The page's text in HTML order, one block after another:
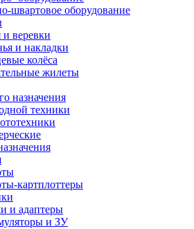
швартовое оборудование
и веревки
и накладки
колёса
жилеты
назначения
техники
картплоттеры
и адаптеры
и ЗУ